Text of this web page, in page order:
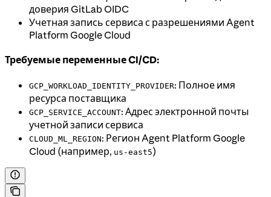
доверия GitLab OIDC
Учетная запись сервиса с разрешениями Agent
Platform Google Cloud
Требуемые переменные CI/CD:
GCP_WORKLOAD_IDENTITY_PROVIDER: Полное имя
ресурса поставщика
GCP_SERVICE_ACCOUNT: Адрес электронной почты
учетной записи сервиса
CLOUD_ML_REGION: Регион Agent Platform Google
Cloud (например, us-east5)